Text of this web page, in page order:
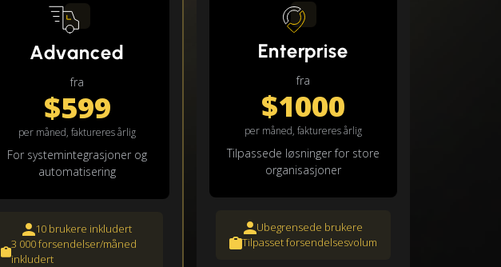
Advanced
fra
$599
per måned, faktureres årlig
For systemintegrasjoner og
automatisering
10 brukere inkludert
3 000 forsendelser/måned
inkludert
Enterprise
fra
$1000
per måned, faktureres årlig
Tilpassede løsninger for store
organisasjoner
Ubegrensede brukere
Tilpasset forsendelsesvolum